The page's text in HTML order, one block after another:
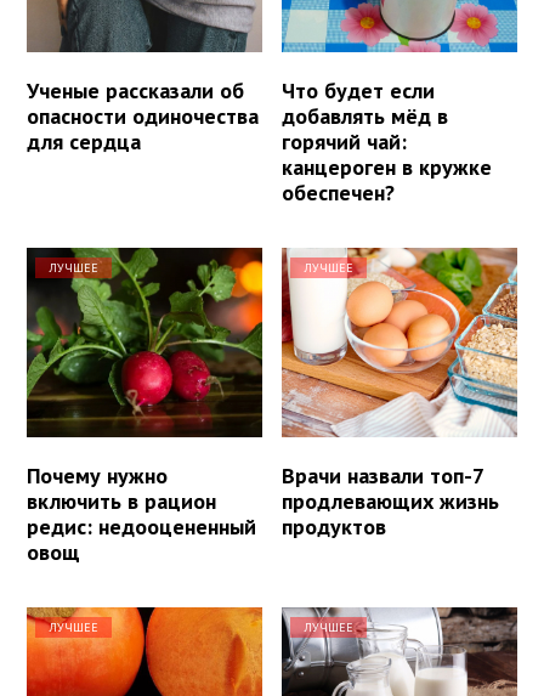
Ученые рассказали об
опасности одиночества
для сердца
Что будет если
добавлять мёд в
горячий чай:
канцероген в кружке
обеспечен?
ЛУЧШЕЕ
Почему нужно
включить в рацион
редис: недооцененный
овощ
ЛУЧШЕЕ
Врачи назвали топ-7
продлевающих жизнь
продуктов
ЛУЧШЕЕ ЛУЧШЕЕ